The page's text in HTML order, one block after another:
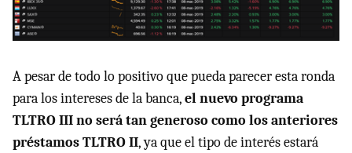
A pesar de todo lo positivo que pueda parecer esta ronda
para los intereses de la banca,el nuevo programa
TLTRO III no será tan generoso como los anteriores
préstamos TLTRO II, ya que el tipo de interés estará